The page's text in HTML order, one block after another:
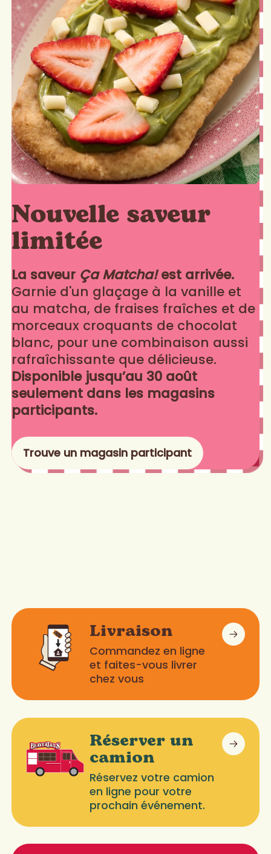
Nouvelle saveur
limitée
La saveur Ça Matcha!est arrivée.
Garnie d'un glaçage à la vanille et
au matcha, de fraises fraîches et de
morceaux croquants de chocolat
blanc, pour une combinaison aussi
rafraîchissante que délicieuse.
Disponible jusqu’au 30 août
seulement dans les magasins
participants.
Trouve un magasin participant
Livraison
Commandez en ligne
et faites-vous livrer
chez vous
Réserver un
camion
Réservez votre camion
en ligne pour votre
prochain événement.